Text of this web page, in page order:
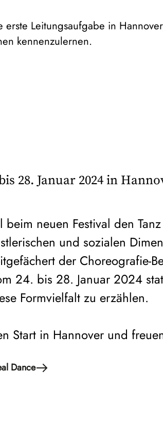
Leitungsaufgabe in
kennenzulernen.
28. Januar 2024 in
neuen Festival den
und sozialen
der Choreografie-
24. bis 28. Januar 2024
Formvielfalt zu erzählen.
Start in Hannover und
Dance